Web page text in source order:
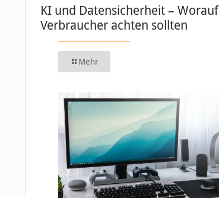
KI und Datensicherheit – Worauf
Verbraucher achten sollten
Mehr